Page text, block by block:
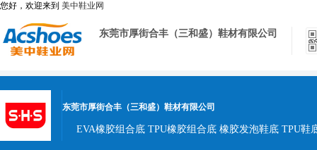
您好，欢迎来到 美中鞋业网
东莞市厚街合丰（三和盛）鞋材有限公司
东莞市厚街合丰（三和盛）鞋材有限公司
EVA橡胶组合底 TPU橡胶组合底 橡胶发泡鞋底 TPU鞋